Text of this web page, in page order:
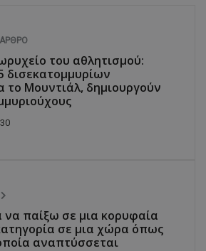
του αθλητισμού:
δισεκατομμυρίων
το Μουντιάλ, δημιουργούν
παίξω σε μια κορυφαία
σε μια χώρα όπως
αναπτύσσεται